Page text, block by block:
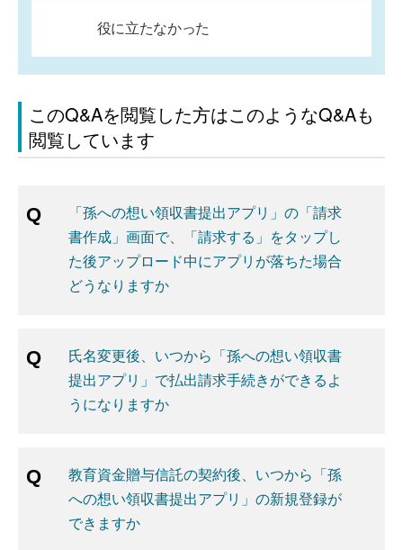
役に立たなかった
このQ&Aを閲覧した方はこのようなQ&Aも
閲覧しています
「孫への想い領収書提出アプリ」の「請求
書作成」画面で、「請求する」をタップし
た後アップロード中にアプリが落ちた場合
どうなりますか
氏名変更後、いつから「孫への想い領収書
提出アプリ」で払出請求手続きができるよ
うになりますか
教育資金贈与信託の契約後、いつから「孫
への想い領収書提出アプリ」の新規登録が
できますか